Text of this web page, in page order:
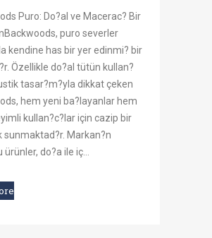
Puro: Do?al ve Macerac? Bir
puro severler
kendine has bir yer edinmi? bir
Özellikle do?al tütün kullan?
tasar?m?yla dikkat çeken
hem yeni ba?layanlar hem
kullan?c?lar için cazip bir
sunmaktad?r. Markan?n
do?a ile iç...